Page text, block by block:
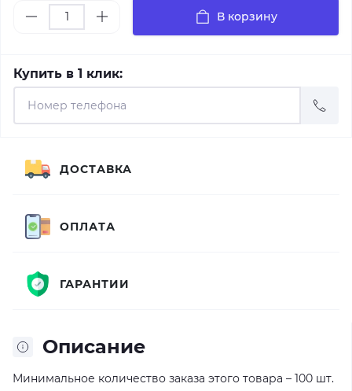
В корзину
Купить в 1 клик:
Описание
Минимальное количество заказа этого товара – 100 шт.
ДОСТАВКА
ОПЛАТА
ГАРАНТИИ